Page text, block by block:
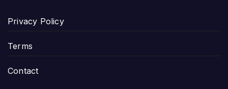
Privacy Policy
Terms
Contact